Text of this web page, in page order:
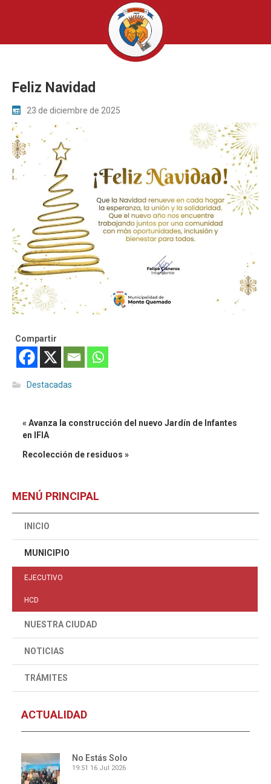
Feliz Navidad
23 de diciembre de 2025
Compartir
Destacadas
« Avanza la construcción del nuevo Jardín de Infantes
en IFIA
Recolección de residuos »
MENÚ PRINCIPAL
INICIO
MUNICIPIO
EJECUTIVO
HCD
NUESTRA CIUDAD
NOTICIAS
TRÁMITES
ACTUALIDAD
No Estás Solo
19:51 16 Jul 2026